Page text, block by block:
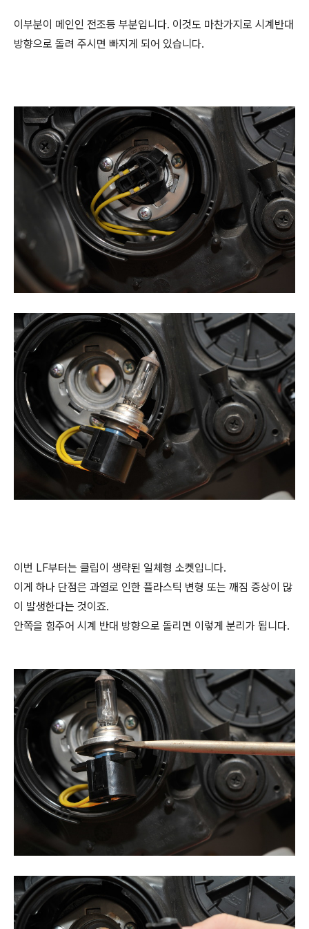
이부분이 메인인 전조등 부분입니다. 이것도 마찬가지로 시계반대
방향으로 돌려 주시면 빠지게 되어 있습니다.
이번 LF부터는 클립이 생략된 일체형 소켓입니다.
이게 하나 단점은 과열로 인한 플라스틱 변형 또는 깨짐 증상이 많
이 발생한다는 것이죠.
안쪽을 힘주어 시계 반대 방향으로 돌리면 이렇게 분리가 됩니다.